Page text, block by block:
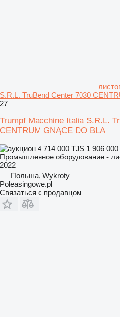
S.R.L. TruBend Center 7030
27
Trumpf Macchine Italia S.R.L.
CENTRUM GNĄCE DO BLA
4 714 000 TJS 1 906 000
Промышленное оборудование -
2022
Польша, Wykroty
Poleasingowe.pl
Связаться с продавцом